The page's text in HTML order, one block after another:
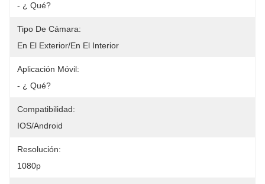
- ¿ Qué?
Tipo De Cámara:
En El Exterior/en El Interior
Aplicación Móvil:
- ¿ Qué?
Compatibilidad:
IOS/Android
Resolución:
1080p